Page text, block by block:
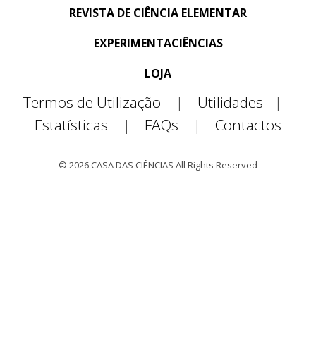
REVISTA DE CIÊNCIA ELEMENTAR
EXPERIMENTACIÊNCIAS
LOJA
Termos de Utilização | Utilidades
|
Estatísticas
| FAQs | Contactos
© 2026 CASA DAS CIÊNCIAS All Rights Reserved